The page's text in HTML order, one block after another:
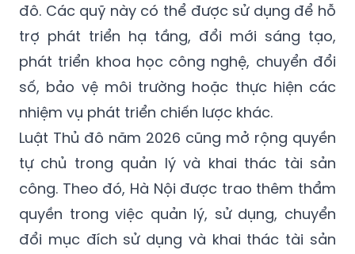
đô. Các quỹ này có thể được sử dụng để hỗ
trợ phát triển hạ tầng, đổi mới sáng tạo,
phát triển khoa học công nghệ, chuyển đổi
số, bảo vệ môi trường hoặc thực hiện các
nhiệm vụ phát triển chiến lược khác.
Luật Thủ đô năm 2026 cũng mở rộng quyền
tự chủ trong quản lý và khai thác tài sản
công. Theo đó, Hà Nội được trao thêm thẩm
quyền trong việc quản lý, sử dụng, chuyển
đổi mục đích sử dụng và khai thác tài sản